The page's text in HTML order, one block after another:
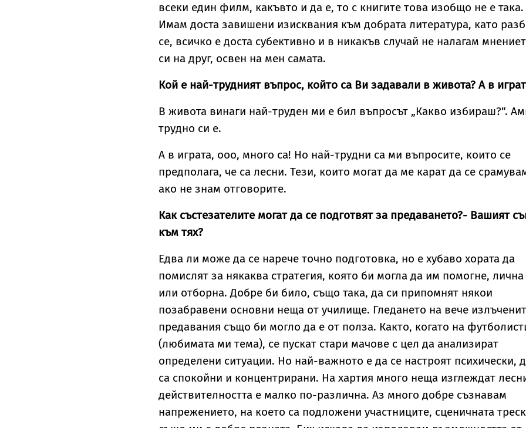
всеки един филм, какъвто и да е, то с книгите това изобщо не е така.
Имам доста завишени изисквания към добрата литература, като
се, всичко е доста субективно и в никакъв случай не налагам
си на друг, освен на мен самата.
Кой е най-трудният въпрос, който са Ви задавали в живота? А в
В живота винаги най-труден ми е бил въпросът „Какво избираш?“.
трудно си е.
А в играта, ооо, много са! Но най-трудни са ми въпросите, които се
предполага, че са лесни. Тези, които могат да ме карат да се
ако не знам отговорите.
Как състезателите могат да се подготвят за предаването?- Вашият
към тях?
Едва ли може да се нарече точно подготовка, но е хубаво хората да
помислят за някаква стратегия, която би могла да им помогне, лична
или отборна. Добре би било, също така, да си припомнят някои
позабравени основни неща от училище. Гледането на вече
предавания също би могло да е от полза. Както, когато на
(любимата ми тема), се пускат стари мачове с цел да анализират
определени ситуации. Но най-важното е да се настроят психически,
са спокойни и концентрирани. На хартия много неща изглеждат
действителността е малко по-различна. Аз много добре съзнавам
напрежението, на което са подложени участниците, сценичната